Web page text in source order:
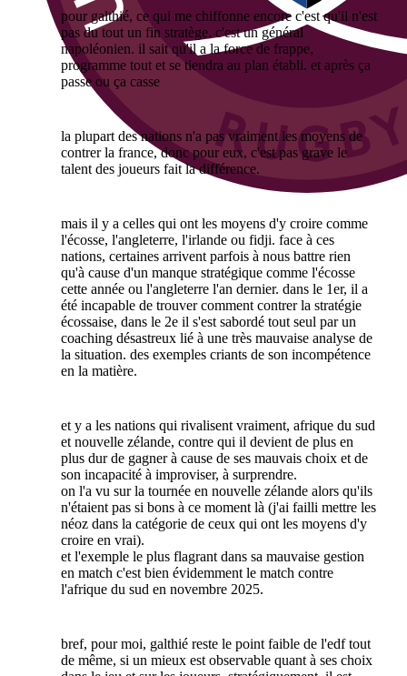
pour galthié, ce qui me chiffonne encore c'est qu'il n'est
pas du tout un fin stratège. c'est un général
napoléonien. il sait qu'il a la force de frappe,
programme tout et se tiendra au plan établi. et après ça
passe ou ça casse
la plupart des nations n'a pas vraiment les moyens de
contrer la france, donc pour eux, c'est pas grave le
talent des joueurs fait la différence.
mais il y a celles qui ont les moyens d'y croire comme
l'écosse, l'angleterre, l'irlande ou fidji. face à ces
nations, certaines arrivent parfois à nous battre rien
qu'à cause d'un manque stratégique comme l'écosse
cette année ou l'angleterre l'an dernier. dans le 1er, il a
été incapable de trouver comment contrer la stratégie
écossaise, dans le 2e il s'est sabordé tout seul par un
coaching désastreux lié à une très mauvaise analyse de
la situation. des exemples criants de son incompétence
en la matière.
et y a les nations qui rivalisent vraiment, afrique du sud
et nouvelle zélande, contre qui il devient de plus en
plus dur de gagner à cause de ses mauvais choix et de
son incapacité à improviser, à surprendre.
on l'a vu sur la tournée en nouvelle zélande alors qu'ils
n'étaient pas si bons à ce moment là (j'ai failli mettre les
néoz dans la catégorie de ceux qui ont les moyens d'y
croire en vrai).
et l'exemple le plus flagrant dans sa mauvaise gestion
en match c'est bien évidemment le match contre
l'afrique du sud en novembre 2025.
bref, pour moi, galthié reste le point faible de l'edf tout
de même, si un mieux est observable quant à ses choix